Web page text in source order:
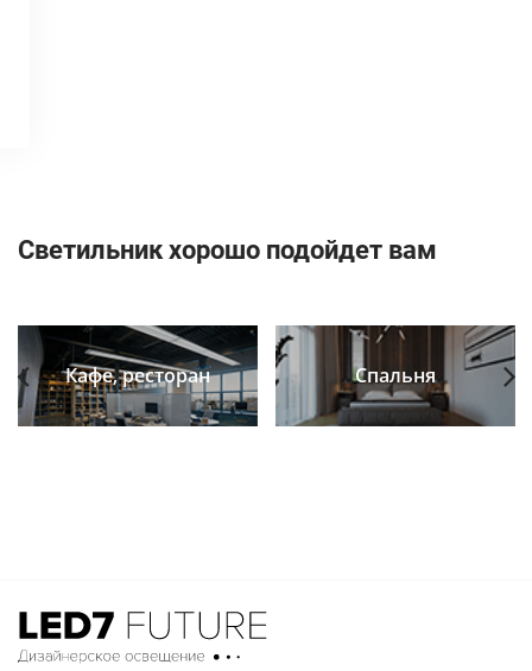
Светильник хорошо подойдет вам
Previous
Кафе, ресторан Спальня